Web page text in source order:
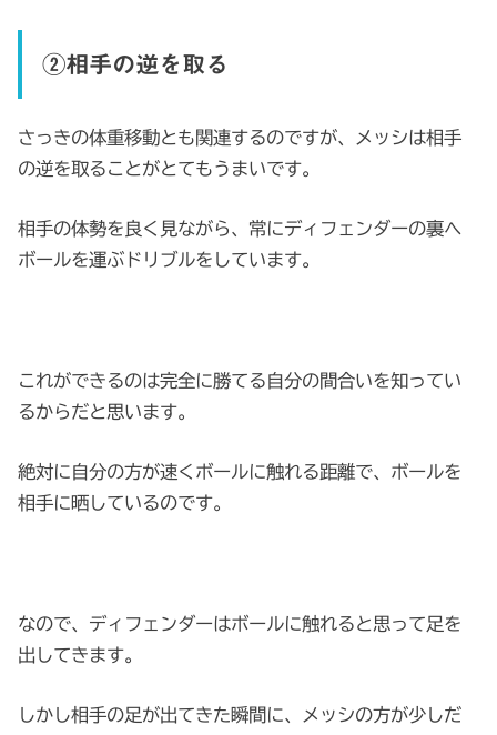
②相手の逆を取る
さっきの体重移動とも関連するのですが、メッシは相手
の逆を取ることがとてもうまいです。
相手の体勢を良く見ながら、常にディフェンダーの裏へ
ボールを運ぶドリブルをしています。
これができるのは完全に勝てる自分の間合いを知ってい
るからだと思います。
絶対に自分の方が速くボールに触れる距離で、ボールを
相手に晒しているのです。
なので、ディフェンダーはボールに触れると思って足を
出してきます。
しかし相手の足が出てきた瞬間に、メッシの方が少しだ